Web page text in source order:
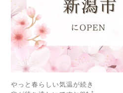
やっと春らしい気温が続き